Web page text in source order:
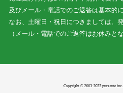
及びメール・電話でのご返答は基本的
なお、土曜日・祝日につきましては、
（メール・電話でのご返答はお休みと
Copyright © 2003-2022 puresuto